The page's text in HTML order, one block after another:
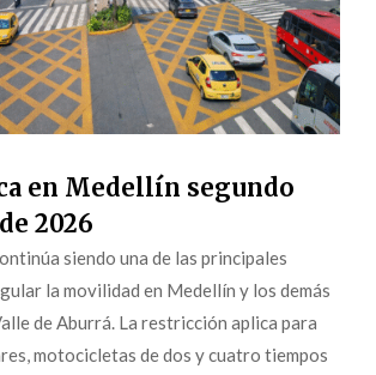
en Medellín segundo
2026
siendo una de las principales
la movilidad en Medellín y los demás
de Aburrá. La restricción aplica para
motocicletas de dos y cuatro tiempos